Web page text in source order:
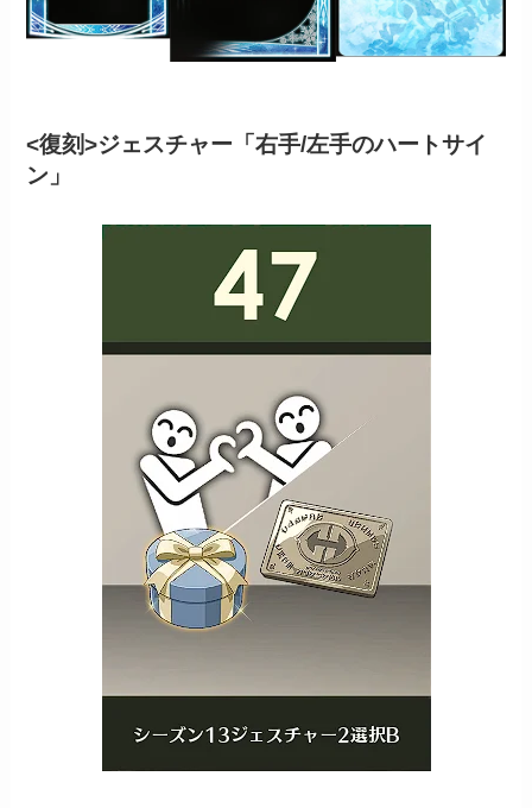
<復刻>ジェスチャー「右手/左手のハートサイ
ン」